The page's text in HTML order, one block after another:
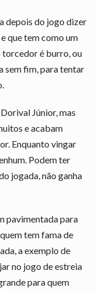
depois do jogo dizer
que tem como um
torcedor é burro, ou
sem fim, para tentar
Júnior, mas
e acabam
Enquanto vingar
Podem ter
jogada, não ganha
pavimentada para
tem fama de
a exemplo de
no jogo de estreia
para quem